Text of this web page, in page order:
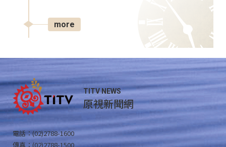
more
TITV NEWS
原視新聞網
電話：(02)2788-1600
傳真：(02)2788-1500